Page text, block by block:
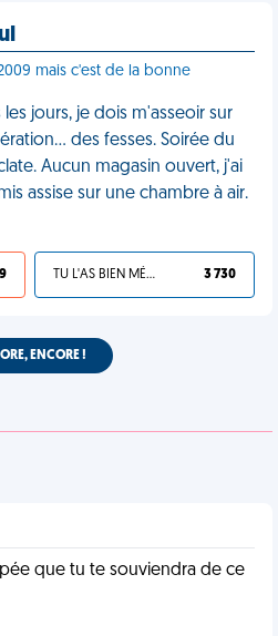
mais c'est de la bonne
jours, je dois m'asseoir sur
des fesses. Soirée du
Aucun magasin ouvert, j'ai
assise sur une chambre à air.
TU L'AS BIEN MÉRITÉ 3 730
ENCORE !
que tu te souviendra de ce